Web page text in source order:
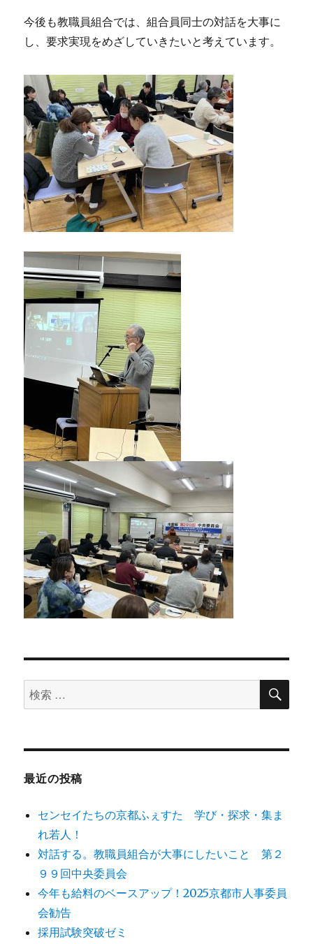
今後も教職員組合では、組合員同士の対話を大事に
し、要求実現をめざしていきたいと考えています。
検
索
象:
検
最近の投稿
センセイたちの京都ふぇすた 学び・探求・集ま
れ若人！
対話する。教職員組合が大事にしたいこと 第２
９９回中央委員会
今年も給料のベースアップ！2025京都市人事委員
会勧告
採用試験突破ゼミ